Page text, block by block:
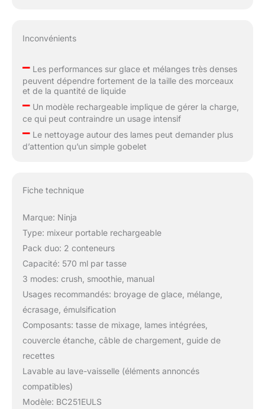
Inconvénients
–Les performances sur glace et mélanges très denses
peuvent dépendre fortement de la taille des morceaux
et de la quantité de liquide
–Un modèle rechargeable implique de gérer la charge,
ce qui peut contraindre un usage intensif
–Le nettoyage autour des lames peut demander plus
d’attention qu’un simple gobelet
Fiche technique
Marque: Ninja
Type: mixeur portable rechargeable
Pack duo: 2 conteneurs
Capacité: 570 ml par tasse
3 modes: crush, smoothie, manual
Usages recommandés: broyage de glace, mélange,
écrasage, émulsification
Composants: tasse de mixage, lames intégrées,
couvercle étanche, câble de chargement, guide de
recettes
Lavable au lave-vaisselle (éléments annoncés
compatibles)
Modèle: BC251EULS